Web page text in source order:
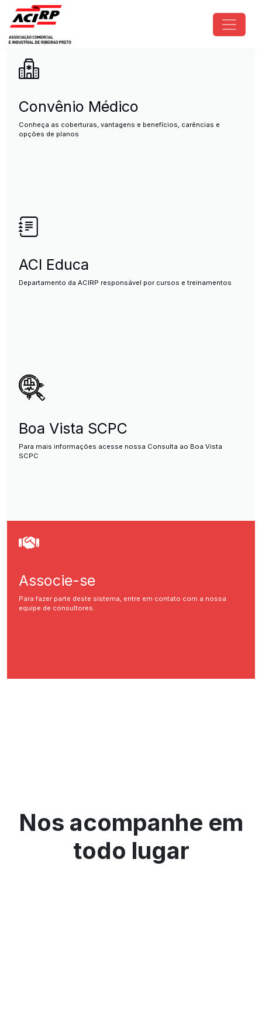
Pular para o conteúdo principal
ACIRP - Associação Comercial
Convênio Médico
Conheça as coberturas, vantagens e benefícios, carências e
opções de planos
ACI Educa
Departamento da ACIRP responsável por cursos e treinamentos
Boa Vista SCPC
Para mais informações acesse nossa Consulta ao Boa Vista
SCPC
Associe-se
Para fazer parte deste sistema, entre em contato com a nossa
equipe de consultores.
Nos acompanhe em
todo lugar